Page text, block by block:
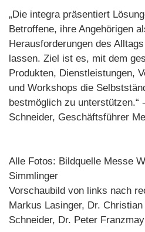
„Die integra präsentiert
Betroffene, ihre Angehörigen
Herausforderungen des
lassen. Ziel ist es, mit dem
Produkten, Dienstleistungen,
und Workshops die
bestmöglich zu unterstützen.“
Schneider, Geschäftsführer
Alle Fotos: Bildquelle Messe
Simmlinger
Vorschaubild von links nach
Markus Lasinger, Dr.
Schneider, Dr. Peter